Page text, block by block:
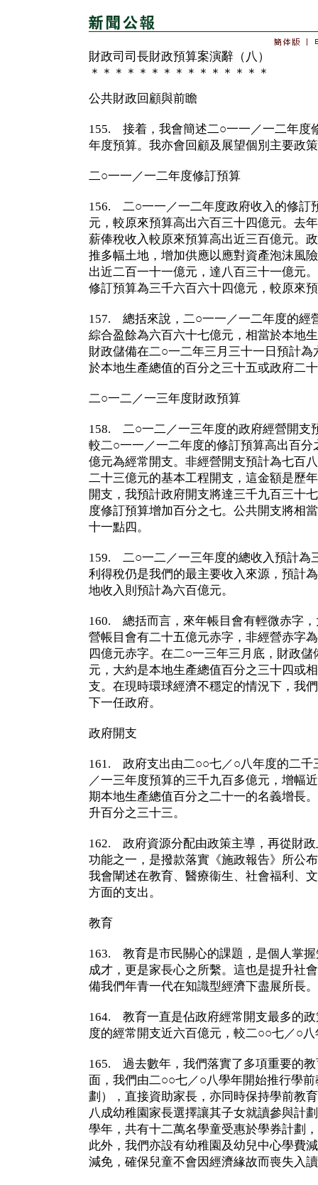
財政司司長財政預算案演辭（八）
＊＊＊＊＊＊＊＊＊＊＊＊＊＊＊
公共財政回顧與前瞻
155. 接着，我會簡述二○一一／一二年度
年度預算。我亦會回顧及展望個別主要政
二○一一／一二年度修訂預算
156. 二○一一／一二年度政府收入的修訂
元，較原來預算高出六百三十四億元。去
薪俸稅收入較原來預算高出近三百億元。
推多幅土地，增加供應以應對資產泡沫風
出近二百一十一億元，達八百三十一億元
修訂預算為三千六百六十四億元，較原來
157. 總括來說，二○一一／一二年度的經
綜合盈餘為六百六十七億元，相當於本地
財政儲備在二○一二年三月三十一日預計
於本地生產總值的百分之三十五或政府二
二○一二／一三年度財政預算
158. 二○一二／一三年度的政府經營開支
較二○一一／一二年度的修訂預算高出百
億元為經常開支。非經營開支預計為七百
二十三億元的基本工程開支，這金額是歷
開支，我預計政府開支將達三千九百三十
度修訂預算增加百分之七。公共開支將相
十一點四。
159. 二○一二／一三年度的總收入預計為
利得稅仍是我們的最主要收入來源，預計
地收入則預計為六百億元。
160. 總括而言，來年帳目會有輕微赤字
營帳目會有二十五億元赤字，非經營赤字
四億元赤字。在二○一三年三月底，財政
元，大約是本地生產總值百分之三十四或
支。在現時環球經濟不穩定的情況下，我
下一任政府。
政府開支
161. 政府支出由二○○七／○八年度的二千
／一三年度預算的三千九百多億元，增幅
期本地生產總值百分之二十一的名義增長
升百分之三十三。
162. 政府資源分配由政策主導，再從財
功能之一，是撥款落實《施政報告》所公
我會闡述在教育、醫療衞生、社會福利、
方面的支出。
教育
163. 教育是市民關心的課題，是個人掌
成才，更是家長心之所繫。這也是提升社
備我們年青一代在知識型經濟下盡展所長。
164. 教育一直是佔政府經常開支最多的
度的經常開支近六百億元，較二○○七／○
165. 過去數年，我們落實了多項重要的
面，我們由二○○七／○八學年開始推行學
劃），直接資助家長，亦同時保持學前教
八成幼稚園家長選擇讓其子女就讀參與計
學年，共有十二萬名學童受惠於學券計劃
此外，我們亦設有幼稚園及幼兒中心學費
減免，確保兒童不會因經濟緣故而喪失入